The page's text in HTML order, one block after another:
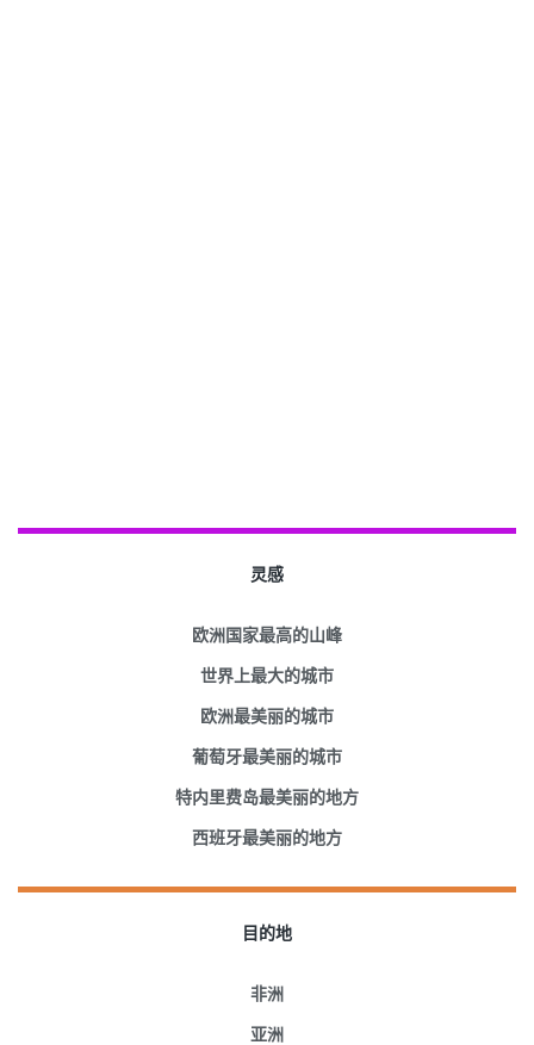
灵感
欧洲国家最高的山峰
世界上最大的城市
欧洲最美丽的城市
葡萄牙最美丽的城市
特内里费岛最美丽的地方
西班牙最美丽的地方
目的地
非洲
亚洲